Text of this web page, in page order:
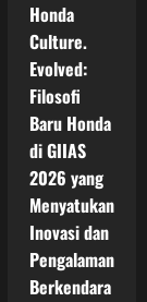
Honda
Culture.
Evolved:
Filosofi
Baru Honda
di GIIAS
2026 yang
Menyatukan
Inovasi dan
Pengalaman
Berkendara